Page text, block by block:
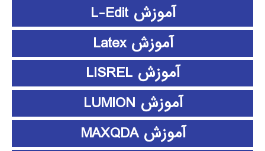
آموزش L-Edit
آموزش Latex
آموزش LISREL
آموزش LUMION
آموزش MAXQDA